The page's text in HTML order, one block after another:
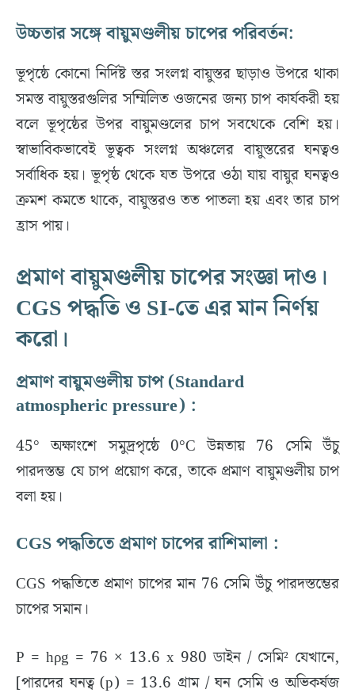
উচ্চতার সঙ্গে বায়ুমণ্ডলীয় চাপের পরিবর্তন:
ভূপৃষ্ঠে কোনো নির্দিষ্ট স্তর সংলগ্ন বায়ুস্তর ছাড়াও উপরে থাকা
সমস্ত বায়ুস্তরগুলির সম্মিলিত ওজনের জন্য চাপ কার্যকরী হয়
বলে ভূপৃষ্ঠের উপর বায়ুমণ্ডলের চাপ সবথেকে বেশি হয়।
স্বাভাবিকভাবেই ভূত্বক সংলগ্ন অঞ্চলের বায়ুস্তরের ঘনত্বও
সর্বাধিক হয়। ভূপৃষ্ঠ থেকে যত উপরে ওঠা যায় বায়ুর ঘনত্বও
ক্রমশ কমতে থাকে, বায়ুস্তরও তত পাতলা হয় এবং তার চাপ
হ্রাস পায়।
প্রমাণ বায়ুমণ্ডলীয় চাপের সংজ্ঞা দাও।
CGS পদ্ধতি ও SI-তে এর মান নির্ণয়
করো।
প্রমাণ বায়ুমণ্ডলীয় চাপ (Standard
atmospheric pressure) :
45° অক্ষাংশে সমুদ্রপৃষ্ঠে 0°C উন্নতায় 76 সেমি উঁচু
পারদস্তম্ভ যে চাপ প্রয়োগ করে, তাকে প্রমাণ বায়ুমণ্ডলীয় চাপ
বলা হয়।
CGS পদ্ধতিতে প্রমাণ চাপের রাশিমালা :
CGS পদ্ধতিতে প্রমাণ চাপের মান 76 সেমি উঁচু পারদস্তম্ভের
চাপের সমান।
P = hρg = 76 × 13.6 x 980 ডাইন / সেমি² যেখানে,
[পারদের ঘনত্ব (p) = 13.6 গ্রাম / ঘন সেমি ও অভিকর্ষজ